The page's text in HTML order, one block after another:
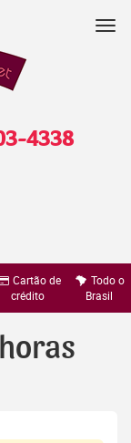
4338
Cartão de
crédito
Todo o
Brasil